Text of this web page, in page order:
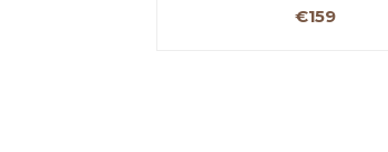
€159